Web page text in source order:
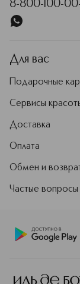
8-800-100-
Для вас
Подарочные
Сервисы
Доставка
Оплата
Обмен и
Частые вопросы